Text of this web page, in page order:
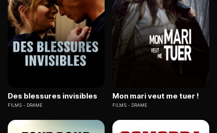
Des blessures invisibles
FILMS DRAME
Mon mari veut me tuer !
FILMS DRAME